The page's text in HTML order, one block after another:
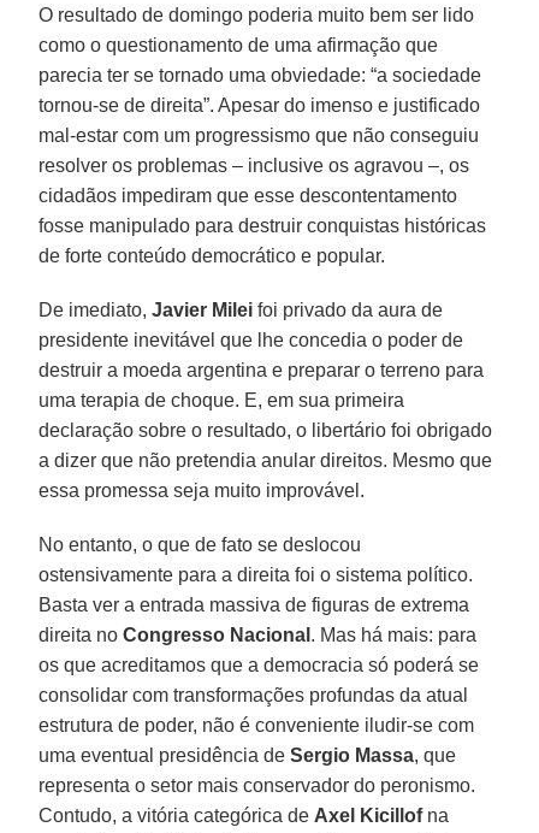
O resultado de domingo poderia muito bem ser lido
como o questionamento de uma afirmação que
parecia ter se tornado uma obviedade: “a sociedade
tornou-se de direita”. Apesar do imenso e justificado
mal-estar com um progressismo que não conseguiu
resolver os problemas – inclusive os agravou –, os
cidadãos impediram que esse descontentamento
fosse manipulado para destruir conquistas históricas
de forte conteúdo democrático e popular.
De imediato,Javier Milei foi privado da aura de
presidente inevitável que lhe concedia o poder de
destruir a moeda argentina e preparar o terreno para
uma terapia de choque. E, em sua primeira
declaração sobre o resultado, o libertário foi obrigado
a dizer que não pretendia anular direitos. Mesmo que
essa promessa seja muito improvável.
No entanto, o que de fato se deslocou
ostensivamente para a direita foi o sistema político.
Basta ver a entrada massiva de figuras de extrema
direita noCongresso Nacional . Mas há mais: para
os que acreditamos que a democracia só poderá se
consolidar com transformações profundas da atual
estrutura de poder, não é conveniente iludir-se com
uma eventual presidência deSergio Massa, que
representa o setor mais conservador do peronismo.
Contudo, a vitória categórica de Axel Kicillofna